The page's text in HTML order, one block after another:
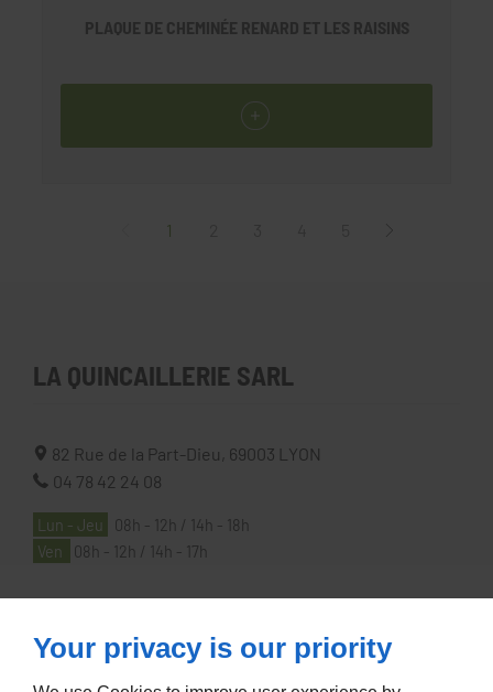
PLAQUE DE CHEMINÉE RENARD ET LES RAISINS
1
LA QUINCAILLERIE SARL
82 Rue de la Part-Dieu, 69003
LYON
04 78 42 24 08
Lun - Jeu
08h - 12h / 14h - 18h
Ven
08h - 12h / 14h - 17h
Your privacy is our priority